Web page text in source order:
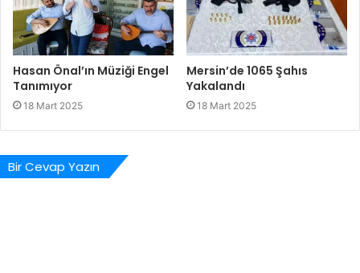
Hasan Önal’ın Müziği Engel
Tanımıyor
18 Mart 2025
Mersin’de 1065 Şahıs
Yakalandı
18 Mart 2025
Bir Cevap Yazın